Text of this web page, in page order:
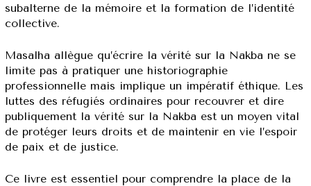
subalterne de la mémoire et la formation de l’identité
collective.
Masalha allègue qu’écrire la vérité sur la Nakba ne se
limite pas à pratiquer une historiographie
professionnelle mais implique un impératif éthique. Les
luttes des réfugiés ordinaires pour recouvrer et dire
publiquement la vérité sur la Nakba est un moyen vital
de protéger leurs droits et de maintenir en vie l’espoir
de paix et de justice.
Ce livre est essentiel pour comprendre la place de la